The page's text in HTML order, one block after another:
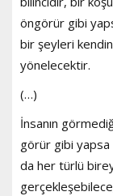
öngörür gibi
bir şeyleri
yönelecektir.
(…)
İnsanın
görür gibi
da her türlü